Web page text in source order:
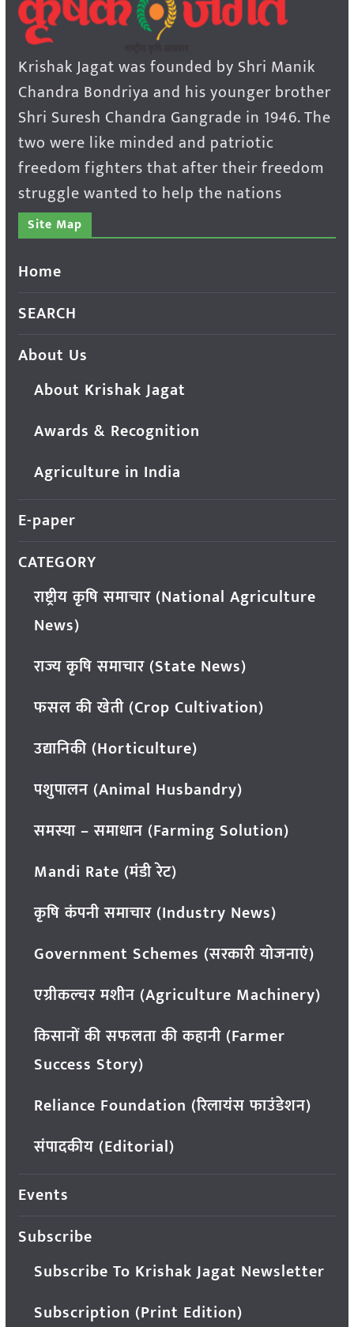
Krishak Jagat was founded by Shri Manik
Chandra Bondriya and his younger brother
Shri Suresh Chandra Gangrade in 1946. The
two were like minded and patriotic
freedom fighters that after their freedom
struggle wanted to help the nations
Site Map
Home
SEARCH
About Us
About Krishak Jagat
Awards & Recognition
Agriculture in India
E-paper
CATEGORY
राष्ट्रीय कृषि समाचार (National Agriculture
News)
राज्य कृषि समाचार (State News)
फसल की खेती (Crop Cultivation)
उद्यानिकी (Horticulture)
पशुपालन (Animal Husbandry)
समस्या – समाधान (Farming Solution)
Mandi Rate (मंडी रेट)
कृषि कंपनी समाचार (Industry News)
Government Schemes (सरकारी योजनाएं)
एग्रीकल्चर मशीन (Agriculture Machinery)
किसानों की सफलता की कहानी (Farmer
Success Story)
Reliance Foundation (रिलायंस फाउंडेशन)
संपादकीय (Editorial)
Events
Subscribe
Subscribe To Krishak Jagat Newsletter
Subscription (Print Edition)